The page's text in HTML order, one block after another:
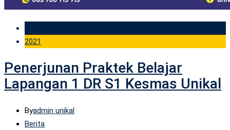
2021
Penerjunan Praktek Belajar
Lapangan 1 DR S1 Kesmas Unikal
Byadmin unikal
Berita